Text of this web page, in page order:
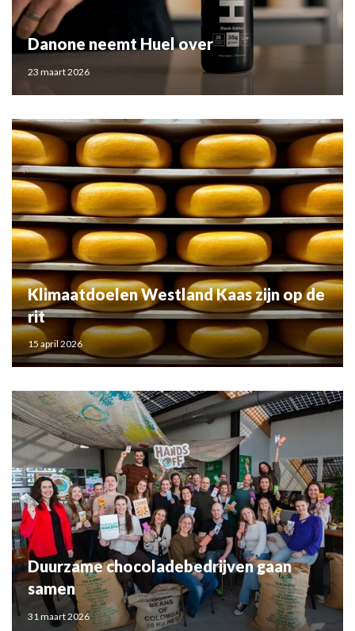
Danone neemt Huel over
23 maart 2026
Klimaatdoelen Westland Kaas zijn op de
rit
15 april 2026
Duurzame chocoladebedrijven gaan
samen
31 maart 2026